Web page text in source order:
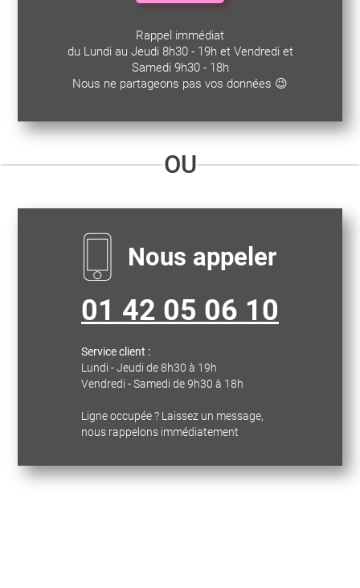
Rappel immédiat
du Lundi au Jeudi 8h30 - 19h et Vendredi et
Samedi 9h30 - 18h
Nous ne partageons pas vos données 😉
OU
Nous appeler
01 42 05 06 10
Service client :
Lundi - Jeudi de 8h30 à 19h
Vendredi - Samedi de 9h30 à 18h
Ligne occupée ? Laissez un message,
nous rappelons immédiatement